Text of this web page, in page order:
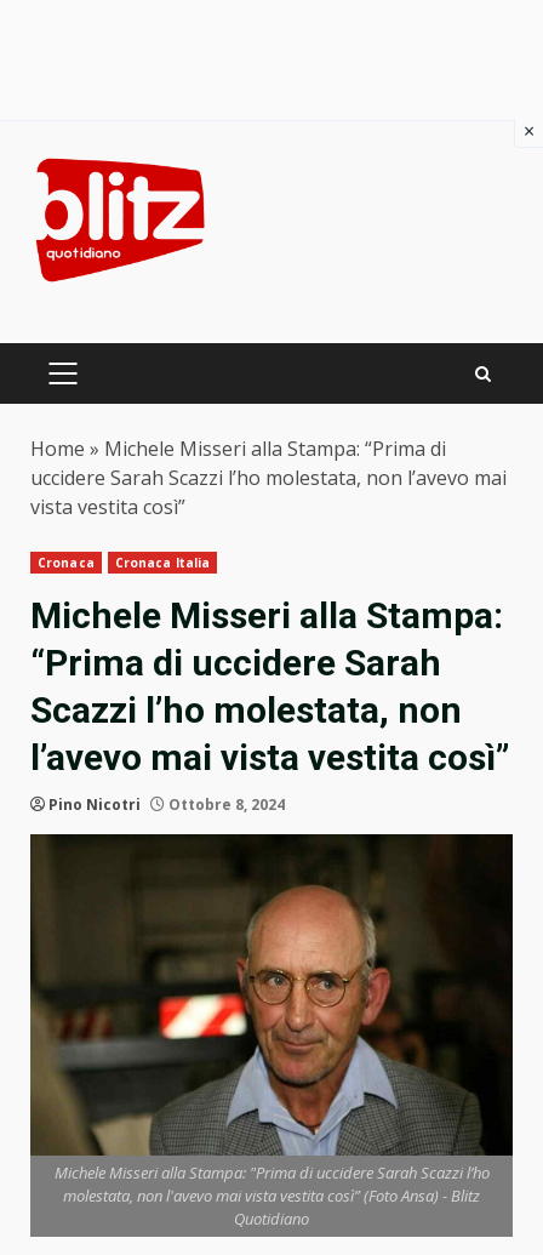
content
PRIMARY
Home » Michele Misseri alla Stampa: “Prima di
uccidere Sarah Scazzi l’ho molestata, non l’avevo mai
vista vestita così”
Cronaca Cronaca Italia
Michele Misseri alla Stampa:
“Prima di uccidere Sarah
Scazzi l’ho molestata, non
l’avevo mai vista vestita così”
Pino Nicotri Ottobre 8, 2024
Michele Misseri alla Stampa: "Prima di uccidere Sarah Scazzi l’ho
molestata, non l'avevo mai vista vestita così” (Foto Ansa) - Blitz
Quotidiano
×